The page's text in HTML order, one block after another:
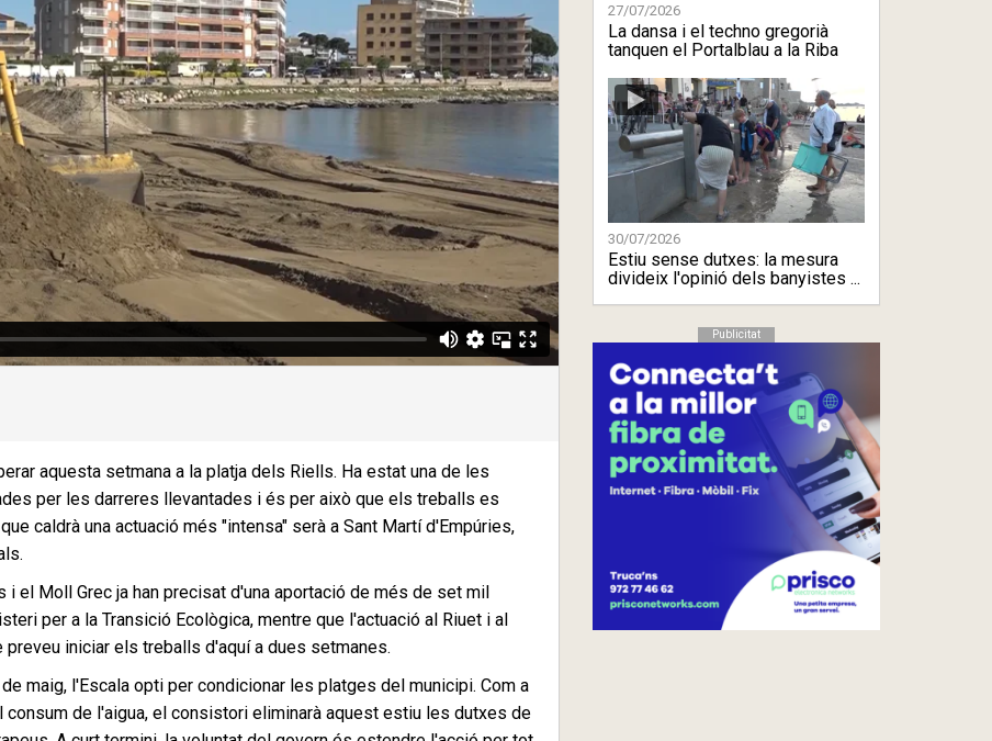
aquesta setmana a la platja dels Riells. Ha estat una de les
per les darreres llevantades i és per això que els treballs es
caldrà una actuació més "intensa" serà a Sant Martí d'Empúries,
el Moll Grec ja han precisat d'una aportació de més de set mil
per a la Transició Ecològica, mentre que l'actuació al Riuet i al
preveu iniciar els treballs d'aquí a dues setmanes.
maig, l'Escala opti per condicionar les platges del municipi. Com a
de l'aigua, el consistori eliminarà aquest estiu les dutxes de
27/07/2026
La dansa i el techno gregorià
tanquen el Portalblau a la Riba
30/07/2026
Estiu sense dutxes: la mesura
divideix l'opinió dels banyistes ...
Publicitat